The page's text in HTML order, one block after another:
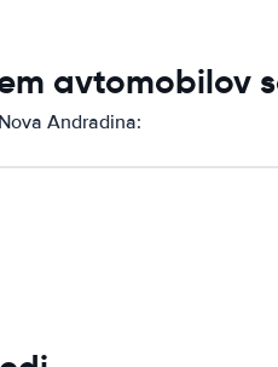
avtomobilov
Andradina: